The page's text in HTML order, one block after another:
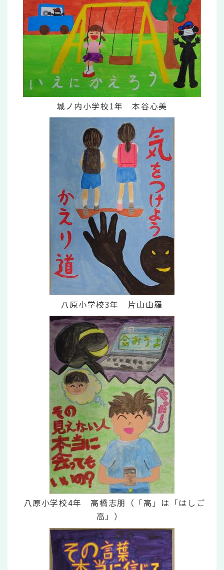
城ノ内小学校1年 本谷心美
八原小学校3年 片山由羅
八原小学校4年 高橋志朋（「高」は「はしご
高」）